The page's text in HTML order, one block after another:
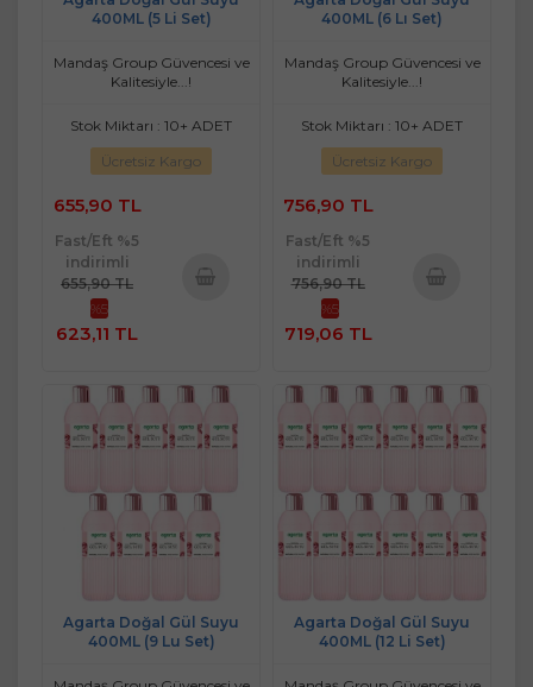
400ML (5 Li Set)
Mandaş Group Güvencesi ve
Kalitesiyle...!
Stok Miktarı : 10+ ADET
Ücretsiz Kargo
655,90 TL
Fast/Eft %5
indirimli
655,90 TL
%5
623,11 TL
400ML (6 Lı Set)
Mandaş Group Güvencesi ve
Kalitesiyle...!
Stok Miktarı : 10+ ADET
Ücretsiz Kargo
756,90 TL
Fast/Eft %5
indirimli
756,90 TL
%5
719,06 TL
Agarta Doğal Gül Suyu
400ML (9 Lu Set)
Agarta Doğal Gül Suyu
400ML (12 Li Set)